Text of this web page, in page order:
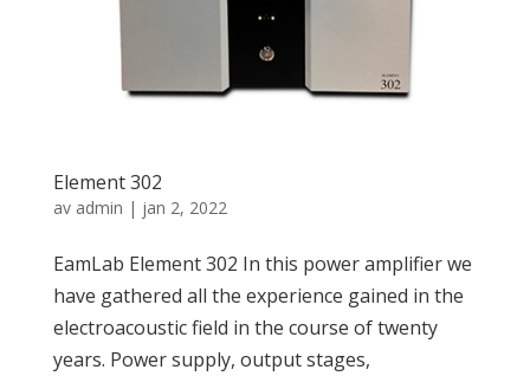
Element 302
av admin | jan 2, 2022
EamLab Element 302 In this power amplifier we
have gathered all the experience gained in the
electroacoustic field in the course of twenty
years. Power supply, output stages,